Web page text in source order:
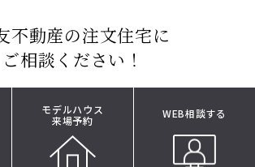
不動産の注文住宅に
ご相談ください！
モデルハウス
来場予約
WEB相談する